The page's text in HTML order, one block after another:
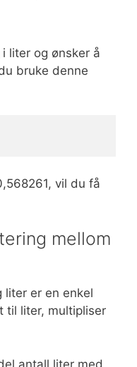
liter og ønsker å
bruke denne
vil du få
mellom
liter er en enkel
til liter, multipliser
antall liter med